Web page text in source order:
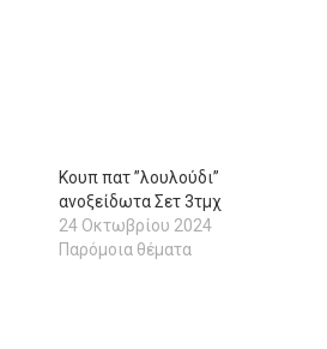
Κουπ πατ ”λουλούδι”
ανοξείδωτα Σετ 3τμχ
24 Οκτωβρίου 2024
Παρόμοια θέματα